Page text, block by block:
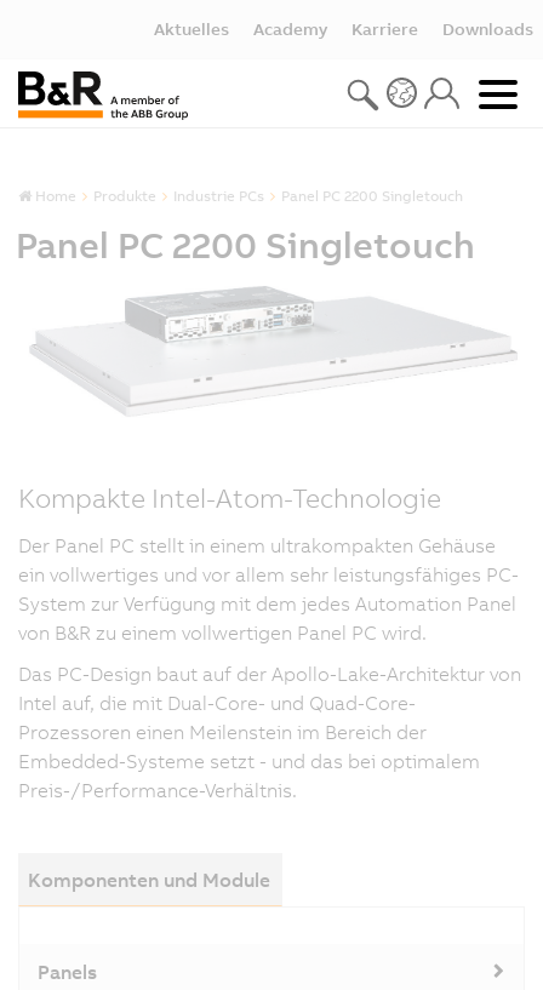
Aktuelles Academy Karriere Downloads
Home Produkte Industrie PCs Panel PC 2200 Singletouch
Panel PC 2200 Singletouch
Kompakte Intel-Atom-Technologie
Der Panel PC stellt in einem ultrakompakten Gehäuse
ein vollwertiges und vor allem sehr leistungsfähiges PC-
System zur Verfügung mit dem jedes Automation Panel
von B&R zu einem vollwertigen Panel PC wird.
Das PC-Design baut auf der Apollo-Lake-Architektur von
Intel auf, die mit Dual-Core- und Quad-Core-
Prozessoren einen Meilenstein im Bereich der
Embedded-Systeme setzt - und das bei optimalem
Preis-/Performance-Verhältnis.
Komponenten und Module
Panels